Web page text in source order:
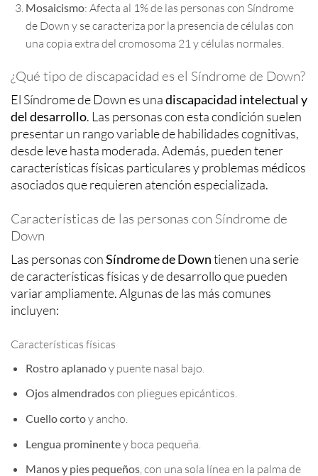
Mosaicismo: Afecta al 1% de las personas con Síndrome
de Down y se caracteriza por la presencia de células con
una copia extra del cromosoma 21 y células normales.
¿Qué tipo de discapacidad es el Síndrome de Down?
El Síndrome de Down es unadiscapacidad intelectual y
del desarrollo. Las personas con esta condición suelen
presentar un rango variable de habilidades cognitivas,
desde leve hasta moderada. Además, pueden tener
características físicas particulares y problemas médicos
asociados que requieren atención especializada.
Características de las personas con Síndrome de
Down
Las personas conSíndrome de Downtienen una serie
de características físicas y de desarrollo que pueden
variar ampliamente. Algunas de las más comunes
incluyen:
Características físicas
Rostro aplanadoy puente nasal bajo.
Ojos almendradoscon pliegues epicánticos.
Cuello cortoy ancho.
Lengua prominentey boca pequeña.
Manos y pies pequeños, con una sola línea en la palma de